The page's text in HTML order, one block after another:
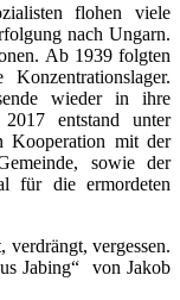
flohen viele
nach Ungarn.
Ab 1939 folgten
Konzentrationslager.
wieder in ihre
entstand unter
Kooperation mit der
sowie der
für die ermordeten
verdrängt, vergessen.
Jabing“ von Jakob